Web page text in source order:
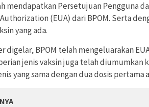
mendapatkan Persetujuan Pengguna
(EUA) dari BPOM. Serta
yang ada.
digelar, BPOM telah mengeluarakan
jenis vaksin juga telah diumumkan
yang sama dengan dua dosis pertama